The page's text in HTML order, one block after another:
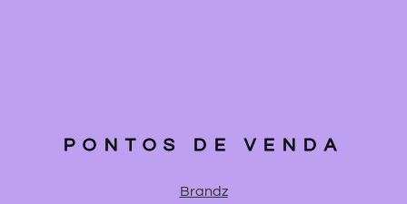
PONTOS DE VENDA
Brandz